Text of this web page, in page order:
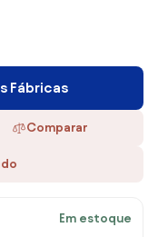
Fábricas
Comparar
Em estoque